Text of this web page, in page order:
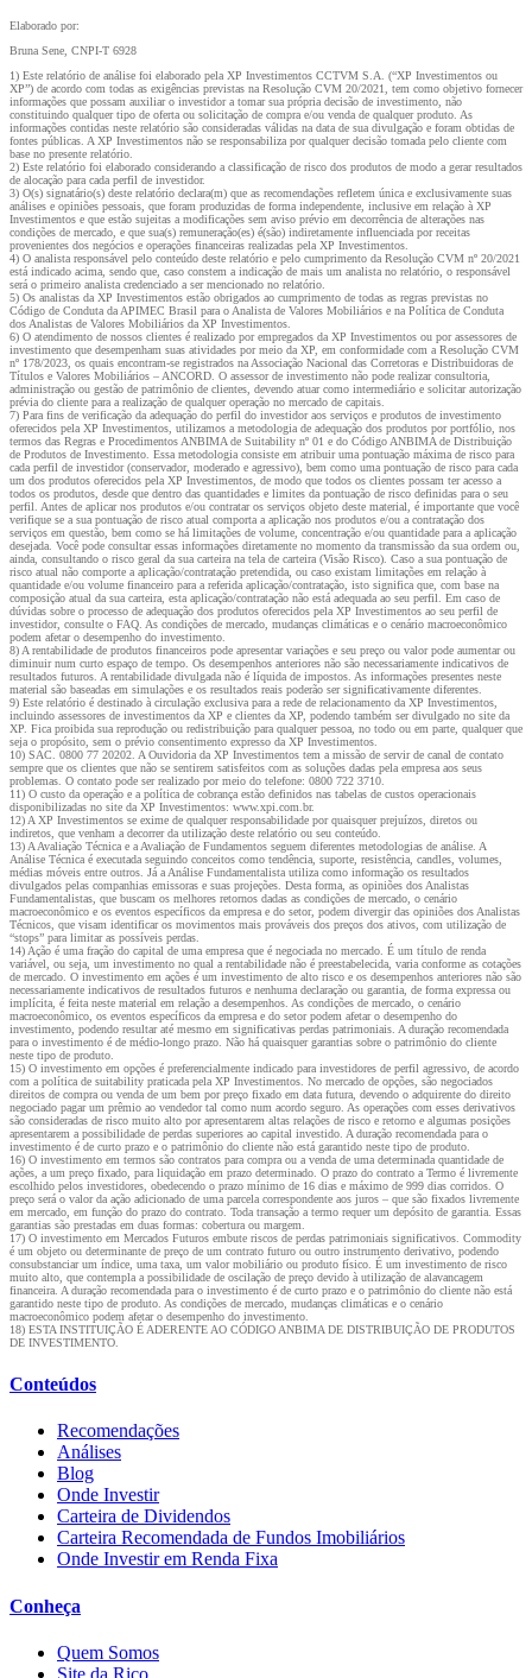
Elaborado por:
Bruna Sene, CNPI-T 6928
1) Este relatório de análise foi elaborado pela XP Investimentos CCTVM S.A. (“XP Investimentos ou
XP”) de acordo com todas as exigências previstas na Resolução CVM 20/2021, tem como objetivo fornecer
informações que possam auxiliar o investidor a tomar sua própria decisão de investimento, não
constituindo qualquer tipo de oferta ou solicitação de compra e/ou venda de qualquer produto. As
informações contidas neste relatório são consideradas válidas na data de sua divulgação e foram obtidas de
fontes públicas. A XP Investimentos não se responsabiliza por qualquer decisão tomada pelo cliente com
base no presente relatório.
2) Este relatório foi elaborado considerando a classificação de risco dos produtos de modo a gerar resultados
de alocação para cada perfil de investidor.
3) O(s) signatário(s) deste relatório declara(m) que as recomendações refletem única e exclusivamente suas
análises e opiniões pessoais, que foram produzidas de forma independente, inclusive em relação à XP
Investimentos e que estão sujeitas a modificações sem aviso prévio em decorrência de alterações nas
condições de mercado, e que sua(s) remuneração(es) é(são) indiretamente influenciada por receitas
provenientes dos negócios e operações financeiras realizadas pela XP Investimentos.
4) O analista responsável pelo conteúdo deste relatório e pelo cumprimento da Resolução CVM nº 20/2021
está indicado acima, sendo que, caso constem a indicação de mais um analista no relatório, o responsável
será o primeiro analista credenciado a ser mencionado no relatório.
5) Os analistas da XP Investimentos estão obrigados ao cumprimento de todas as regras previstas no
Código de Conduta da APIMEC Brasil para o Analista de Valores Mobiliários e na Política de Conduta
dos Analistas de Valores Mobiliários da XP Investimentos.
6) O atendimento de nossos clientes é realizado por empregados da XP Investimentos ou por assessores de
investimento que desempenham suas atividades por meio da XP, em conformidade com a Resolução CVM
nº 178/2023, os quais encontram-se registrados na Associação Nacional das Corretoras e Distribuidoras de
Títulos e Valores Mobiliários – ANCORD. O assessor de investimento não pode realizar consultoria,
administração ou gestão de patrimônio de clientes, devendo atuar como intermediário e solicitar autorização
prévia do cliente para a realização de qualquer operação no mercado de capitais.
7) Para fins de verificação da adequação do perfil do investidor aos serviços e produtos de investimento
oferecidos pela XP Investimentos, utilizamos a metodologia de adequação dos produtos por portfólio, nos
termos das Regras e Procedimentos ANBIMA de Suitability nº 01 e do Código ANBIMA de Distribuição
de Produtos de Investimento. Essa metodologia consiste em atribuir uma pontuação máxima de risco para
cada perfil de investidor (conservador, moderado e agressivo), bem como uma pontuação de risco para cada
um dos produtos oferecidos pela XP Investimentos, de modo que todos os clientes possam ter acesso a
todos os produtos, desde que dentro das quantidades e limites da pontuação de risco definidas para o seu
perfil. Antes de aplicar nos produtos e/ou contratar os serviços objeto deste material, é importante que você
verifique se a sua pontuação de risco atual comporta a aplicação nos produtos e/ou a contratação dos
serviços em questão, bem como se há limitações de volume, concentração e/ou quantidade para a aplicação
desejada. Você pode consultar essas informações diretamente no momento da transmissão da sua ordem ou,
ainda, consultando o risco geral da sua carteira na tela de carteira (Visão Risco). Caso a sua pontuação de
risco atual não comporte a aplicação/contratação pretendida, ou caso existam limitações em relação à
quantidade e/ou volume financeiro para a referida aplicação/contratação, isto significa que, com base na
composição atual da sua carteira, esta aplicação/contratação não está adequada ao seu perfil. Em caso de
dúvidas sobre o processo de adequação dos produtos oferecidos pela XP Investimentos ao seu perfil de
investidor, consulte o FAQ. As condições de mercado, mudanças climáticas e o cenário macroeconômico
podem afetar o desempenho do investimento.
8) A rentabilidade de produtos financeiros pode apresentar variações e seu preço ou valor pode aumentar ou
diminuir num curto espaço de tempo. Os desempenhos anteriores não são necessariamente indicativos de
resultados futuros. A rentabilidade divulgada não é líquida de impostos. As informações presentes neste
material são baseadas em simulações e os resultados reais poderão ser significativamente diferentes.
9) Este relatório é destinado à circulação exclusiva para a rede de relacionamento da XP Investimentos,
incluindo assessores de investimentos da XP e clientes da XP, podendo também ser divulgado no site da
XP. Fica proibida sua reprodução ou redistribuição para qualquer pessoa, no todo ou em parte, qualquer que
seja o propósito, sem o prévio consentimento expresso da XP Investimentos.
10) SAC. 0800 77 20202. A Ouvidoria da XP Investimentos tem a missão de servir de canal de contato
sempre que os clientes que não se sentirem satisfeitos com as soluções dadas pela empresa aos seus
problemas. O contato pode ser realizado por meio do telefone: 0800 722 3710.
11) O custo da operação e a política de cobrança estão definidos nas tabelas de custos operacionais
disponibilizadas no site da XP Investimentos: www.xpi.com.br.
12) A XP Investimentos se exime de qualquer responsabilidade por quaisquer prejuízos, diretos ou
indiretos, que venham a decorrer da utilização deste relatório ou seu conteúdo.
13) A Avaliação Técnica e a Avaliação de Fundamentos seguem diferentes metodologias de análise. A
Análise Técnica é executada seguindo conceitos como tendência, suporte, resistência, candles, volumes,
médias móveis entre outros. Já a Análise Fundamentalista utiliza como informação os resultados
divulgados pelas companhias emissoras e suas projeções. Desta forma, as opiniões dos Analistas
Fundamentalistas, que buscam os melhores retornos dadas as condições de mercado, o cenário
macroeconômico e os eventos específicos da empresa e do setor, podem divergir das opiniões dos Analistas
Técnicos, que visam identificar os movimentos mais prováveis dos preços dos ativos, com utilização de
“stops” para limitar as possíveis perdas.
14) Ação é uma fração do capital de uma empresa que é negociada no mercado. É um título de renda
variável, ou seja, um investimento no qual a rentabilidade não é preestabelecida, varia conforme as cotações
de mercado. O investimento em ações é um investimento de alto risco e os desempenhos anteriores não são
necessariamente indicativos de resultados futuros e nenhuma declaração ou garantia, de forma expressa ou
implícita, é feita neste material em relação a desempenhos. As condições de mercado, o cenário
macroeconômico, os eventos específicos da empresa e do setor podem afetar o desempenho do
investimento, podendo resultar até mesmo em significativas perdas patrimoniais. A duração recomendada
para o investimento é de médio-longo prazo. Não há quaisquer garantias sobre o patrimônio do cliente
neste tipo de produto.
15) O investimento em opções é preferencialmente indicado para investidores de perfil agressivo, de acordo
com a política de suitability praticada pela XP Investimentos. No mercado de opções, são negociados
direitos de compra ou venda de um bem por preço fixado em data futura, devendo o adquirente do direito
negociado pagar um prêmio ao vendedor tal como num acordo seguro. As operações com esses derivativos
são consideradas de risco muito alto por apresentarem altas relações de risco e retorno e algumas posições
apresentarem a possibilidade de perdas superiores ao capital investido. A duração recomendada para o
investimento é de curto prazo e o patrimônio do cliente não está garantido neste tipo de produto.
16) O investimento em termos são contratos para compra ou a venda de uma determinada quantidade de
ações, a um preço fixado, para liquidação em prazo determinado. O prazo do contrato a Termo é livremente
escolhido pelos investidores, obedecendo o prazo mínimo de 16 dias e máximo de 999 dias corridos. O
preço será o valor da ação adicionado de uma parcela correspondente aos juros – que são fixados livremente
em mercado, em função do prazo do contrato. Toda transação a termo requer um depósito de garantia. Essas
garantias são prestadas em duas formas: cobertura ou margem.
17) O investimento em Mercados Futuros embute riscos de perdas patrimoniais significativos. Commodity
é um objeto ou determinante de preço de um contrato futuro ou outro instrumento derivativo, podendo
consubstanciar um índice, uma taxa, um valor mobiliário ou produto físico. É um investimento de risco
muito alto, que contempla a possibilidade de oscilação de preço devido à utilização de alavancagem
financeira. A duração recomendada para o investimento é de curto prazo e o patrimônio do cliente não está
garantido neste tipo de produto. As condições de mercado, mudanças climáticas e o cenário
macroeconômico podem afetar o desempenho do investimento.
18) ESTA INSTITUIÇÃO É ADERENTE AO CÓDIGO ANBIMA DE DISTRIBUIÇÃO DE PRODUTOS
DE INVESTIMENTO.
Conteúdos
Recomendações
Análises
Blog
Onde Investir
Carteira de Dividendos
Carteira Recomendada de Fundos Imobiliários
Onde Investir em Renda Fixa
Conheça
Quem Somos
Site da Rico